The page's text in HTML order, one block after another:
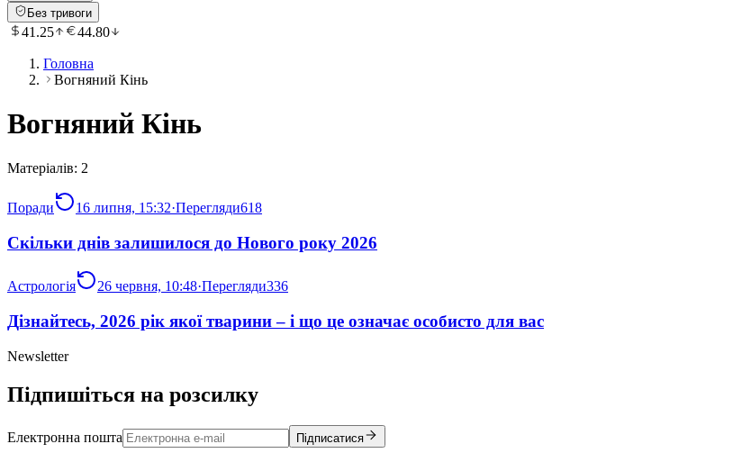
Без тривоги
41.25 44.80
Головна
Вогняний Кінь
Вогняний Кінь
Матеріалів: 2
Поради 16 липня, 15:32·Перегляди618
Скільки днів залишилося до Нового року 2026
Астрологія 26 червня, 10:48·Перегляди336
Дізнайтесь, 2026 рік якої тварини – і що це означає особисто для вас
Newsletter
Підпишіться на розсилку
Електронна пошта Підписатися